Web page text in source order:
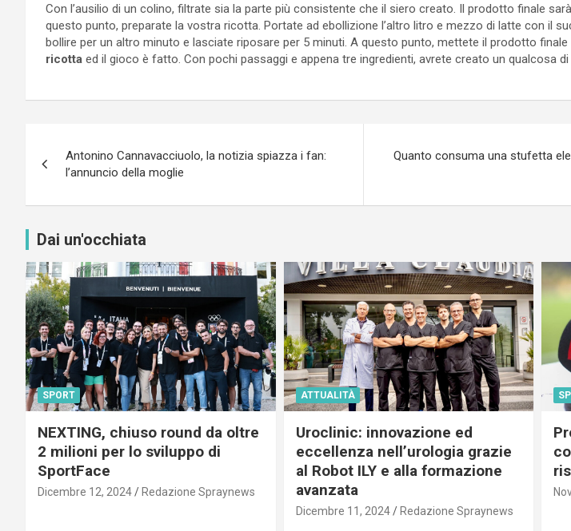
Con l’ausilio di un colino, filtrate sia la parte più consistente che il siero creato. Il prodotto finale
questo punto, preparate la vostra ricotta. Portate ad ebollizione l’altro litro e mezzo di latte con il
bollire per un altro minuto e lasciate riposare per 5 minuti. A questo punto, mettete il prodotto finale
ricotta ed il gioco è fatto. Con pochi passaggi e appena tre ingredienti, avrete creato un qualcosa di
articoli
Antonino Cannavacciuolo, la notizia spiazza i fan:
l’annuncio della moglie
Quanto consuma una stufetta
Dai un'occhiata
SPORT
NEXTING, chiuso round da oltre
2 milioni per lo sviluppo di
SportFace
Dicembre 12, 2024 Redazione Spraynews
ATTUALITÀ
Uroclinic: innovazione ed
eccellenza nell’urologia grazie
al Robot ILY e alla formazione
avanzata
Dicembre 11, 2024 Redazione Spraynews